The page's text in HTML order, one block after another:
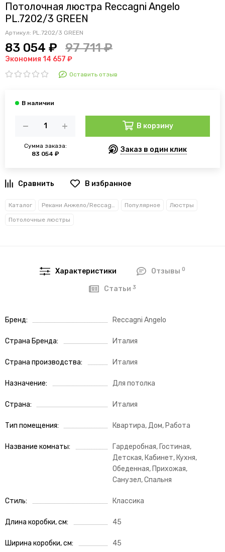
Потолочная люстра Reccagni Angelo
PL.7202/3 GREEN
Артикул: PL.7202/3 GREEN
83 054 ₽ 97 711 ₽
Экономия 14 657 ₽
Оставить отзыв
Сумма заказа:
83 054 ₽
В корзину
Заказ в один клик
В избранное
Каталог Рекани Анжело/Reccagni Angelo Популярное Люстры
Потолочные люстры
Характеристики Отзывы 0
Статьи3
Бренд Reccagni Angelo
Страна Бренда Италия
Страна производства Италия
Назначение Для потолка
Страна Италия
Тип помещения Квартира, Дом, Работа
Название комнаты
Гардеробная, Гостиная,
Детская, Кабинет, Кухня,
Обеденная, Прихожая,
Санузел, Спальня
Стиль Классика
Длина коробки, см 45
Ширина коробки, см 45